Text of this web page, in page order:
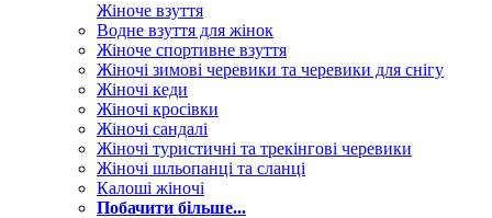
Жіноче взуття
Водне взуття для жінок
Жіноче спортивне взуття
Жіночі зимові черевики та черевики для снігу
Жіночі кеди
Жіночі кросівки
Жіночі сандалі
Жіночі туристичні та трекінгові черевики
Жіночі шльопанці та сланці
Калоші жіночі
Побачити більше...